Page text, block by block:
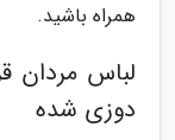
همراه باشید.
لباس مردان
دوزی شده